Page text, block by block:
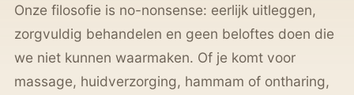
Onze filosofie is no-nonsense: eerlijk uitleggen,
zorgvuldig behandelen en geen beloftes doen die
we niet kunnen waarmaken. Of je komt voor
massage, huidverzorging, hammam of ontharing,